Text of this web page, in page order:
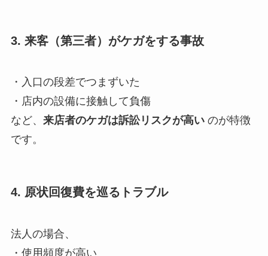
3. 来客（第三者）がケガをする事故
・入口の段差でつまずいた
・店内の設備に接触して負傷
など、 来店者のケガは訴訟リスクが高いのが特徴
です。
4. 原状回復費を巡るトラブル
法人の場合、
・使用頻度が高い